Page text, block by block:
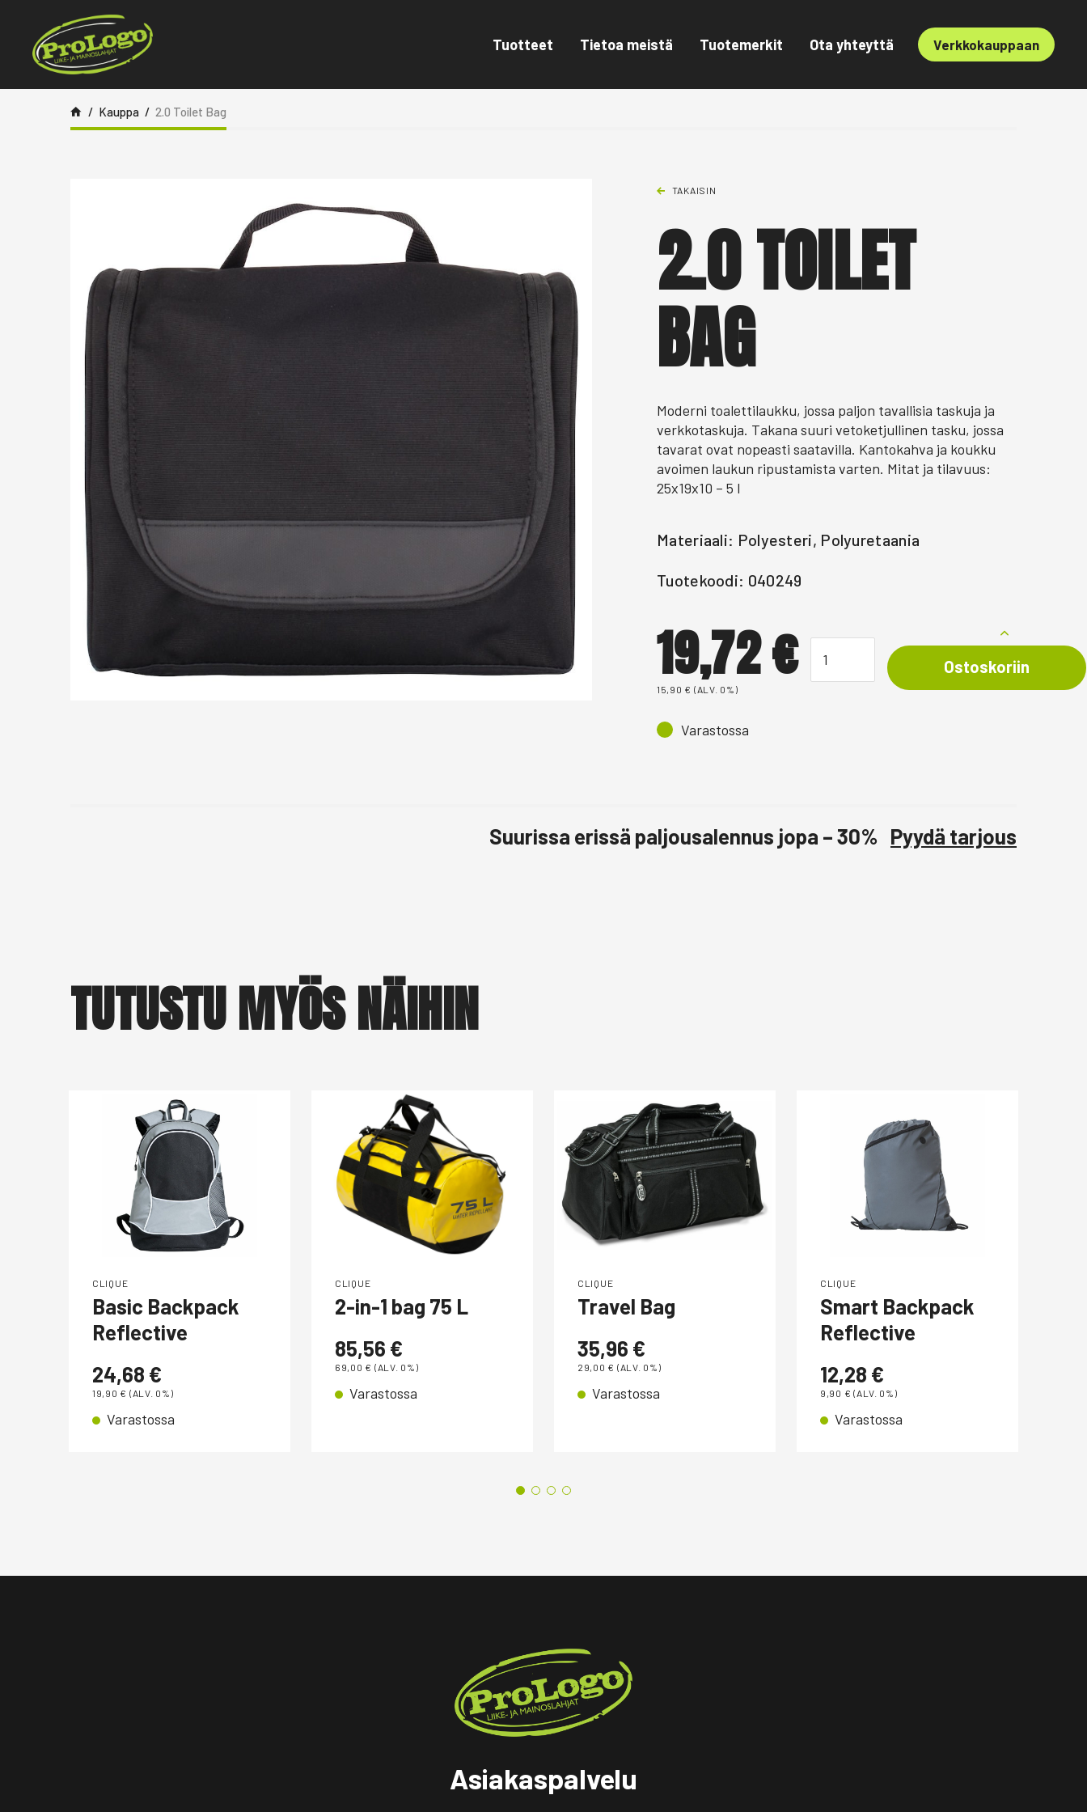
Tuotteet
Tietoa meistä Tuotemerkit Ota yhteyttä Verkkokauppaan
Kauppa 2.0 Toilet Bag
TAKAISIN
2.0 TOILET
BAG
Moderni toalettilaukku, jossa paljon tavallisia taskuja ja
verkkotaskuja. Takana suuri vetoketjullinen tasku, jossa
tavarat ovat nopeasti saatavilla. Kantokahva ja koukku
avoimen laukun ripustamista varten. Mitat ja tilavuus:
25x19x10 – 5 l
Materiaali: Polyesteri, Polyuretaania
Tuotekoodi: 040249
19,72€
15,90 € (ALV. 0%)
Ostoskoriin
Varastossa
Suurissa erissä paljousalennus jopa – 30% Pyydä tarjous
TUTUSTU MYÖS NÄIHIN
CLIQUE
Basic Backpack
Reflective
24,68 €
19,90 € (ALV. 0%)
Varastossa
CLIQUE
2-in-1 bag 75 L
85,56 €
69,00 € (ALV. 0%)
Varastossa
CLIQUE
Travel Bag
35,96 €
29,00 € (ALV. 0%)
Varastossa
CLIQUE
Smart Backpack
Reflective
12,28 €
9,90 € (ALV. 0%)
Varastossa
Asiakaspalvelu